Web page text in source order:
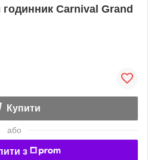
Carnival Grand
Купити
або
з